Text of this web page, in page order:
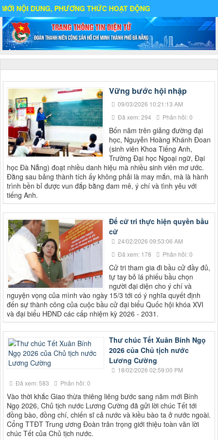
PHƯƠNG THỨC HOẠT ĐỘNG
Vững bước hội nhập
09/03/2026 10:21:13 AM
Đã xem: 294
Phản hồi: 0
Bốn năm trên giảng đường đại
học, Nguyễn Hoàng Khánh Đoan
(sinh viên Khoa Tiếng Anh,
Trường Đại học Ngoại ngữ, Đại
học Đà Nẵng) đoạt nhiều danh hiệu mà nhiều sinh viên mơ ước.
Đằng sau bảng thành tích ấy không phải là may mắn, mà là hành
trình bền bỉ được vun đắp bằng đam mê, ý chí và tình yêu với
tiếng Anh.
Để cử tri thực hiện quyền bầu
cử
24/02/2026 09:53:06 AM
Đã xem: 178
Phản hồi: 0
Cử tri tham gia đi bầu cử đầy đủ,
tự tay bỏ lá phiếu bầu chọn
người đại diện cho ý chí và
nguyện vọng của mình vào ngày 15/3 tới có ý nghĩa quyết định
đến sự thành công của cuộc bầu cử đại biểu Quốc hội khóa XVI
và đại biểu HĐND các cấp nhiệm kỳ 2026 - 2031.
Thư chúc Tết Xuân Bính Ngọ
2026 của Chủ tịch nước
Lương Cường
18/02/2026 02:59:00 PM
Đã xem: 583
Phản hồi: 0
Vào thời khắc Giao thừa thiêng liêng bước sang năm mới Bính
Ngọ 2026, Chủ tịch nước Lương Cường đã gửi lời chúc Tết tới
đồng bào, đồng chí, chiến sĩ cả nước và kiều bào ta ở nước ngoài.
Cổng TTĐT Trung ương Đoàn trân trọng giới thiệu toàn văn lời
chúc Tết của Chủ tịch nước.